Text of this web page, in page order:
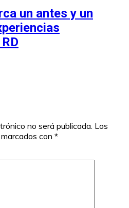
un antes y un
no será publicada. Los
con *